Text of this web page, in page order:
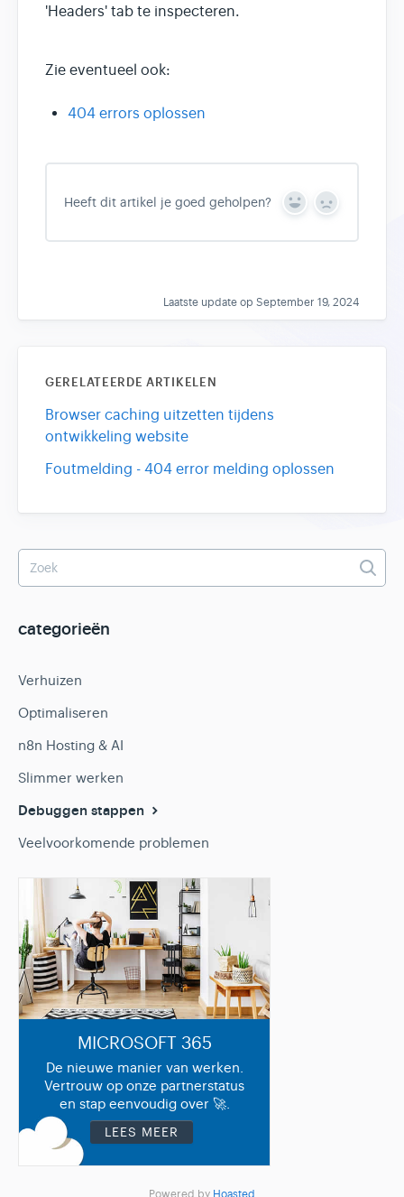
'Headers' tab te inspecteren.
Zie eventueel ook:
404 errors oplossen
Heeft dit artikel je goed geholpen?
Y
s
N
Laatste update op September 19, 2024
GERELATEERDE ARTIKELEN
Browser caching uitzetten tijdens
ontwikkeling website
Foutmelding - 404 error melding oplossen
categorieën
Verhuizen
Optimaliseren
n8n Hosting & AI
Slimmer werken
Debuggen stappen
Veelvoorkomende problemen
MICROSOFT 365
De nieuwe manier van werken.
Vertrouw op onze partnerstatus
en stap eenvoudig over 🚀.
LEES MEER
Powered by Hoasted